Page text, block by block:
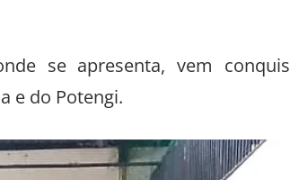
se apresenta, vem
e do Potengi.